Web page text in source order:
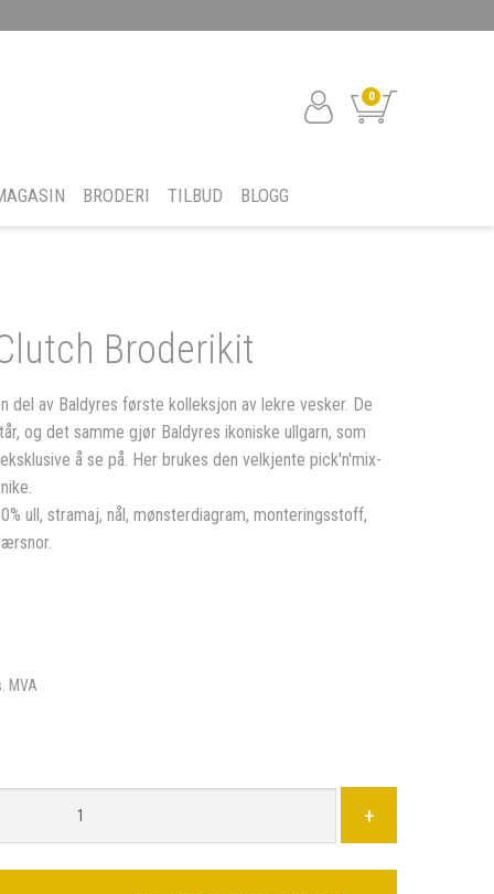
0
BRODERI TILBUD BLOGG
Broderikit
del av Baldyres første kolleksjon av lekre vesker. De
og det samme gjør Baldyres ikoniske ullgarn, som
å se på. Her brukes den velkjente pick'n'mix-
ull, stramaj, nål, mønsterdiagram, monteringsstoff,
MVA
+